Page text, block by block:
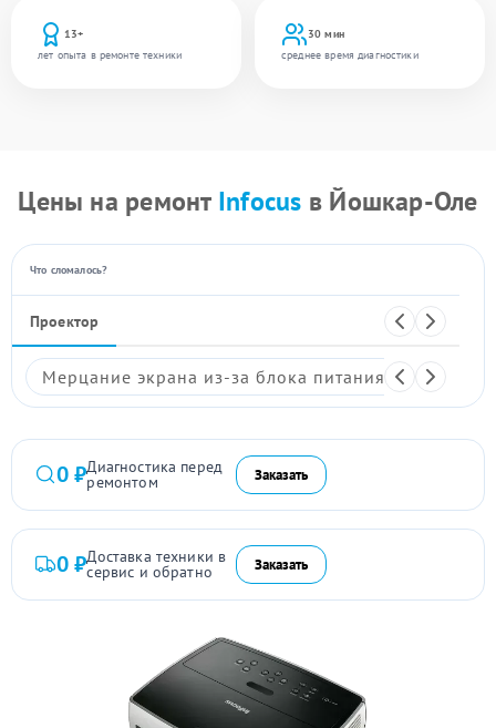
13+
лет опыта в ремонте техники
30 мин
среднее время диагностики
Цены на ремонт Infocus в Йошкар-Оле
Что сломалось?
Проектор
Мерцание экрана из-за блока питания
0 ₽Диагностика перед
ремонтом Заказать
0 ₽Доставка техники в
сервис и обратно Заказать